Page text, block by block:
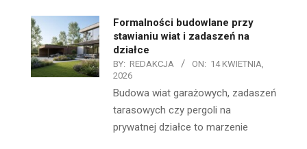
Formalności budowlane przy
stawianiu wiat i zadaszeń na
działce
BY: REDAKCJA ON: 14 KWIETNIA,
2026
Budowa wiat garażowych, zadaszeń
tarasowych czy pergoli na
prywatnej działce to marzenie